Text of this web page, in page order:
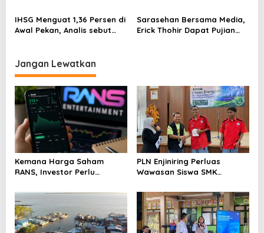
Melejit 24,70%
IHSG Menguat 1,36 Persen di
Awal Pekan, Analis sebut
Sarasehan Bersama Media,
Erick Thohir Dapat Pujian
Jangan Lewatkan
Kemana Harga Saham
RANS, Investor Perlu
Menghindari Spekulasi
Berlebihan
PLN Enjiniring Perluas
Wawasan Siswa SMK
Perubahan Iklim